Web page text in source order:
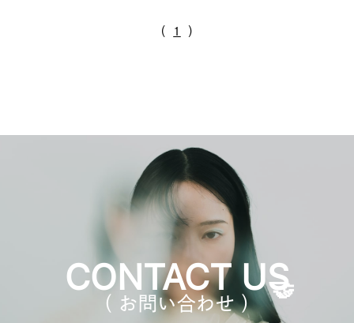
（ 1 ）
CONTACT US
（ お問い合わせ ）